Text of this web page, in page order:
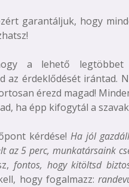
garantáljuk, hogy
a lehető legtöbbet
az érdeklődését irántad.
érezd magad!
ha épp kifogytál a
kérdése! Ha jól
az 5 perc, munkatársaink
fontos, hogy kitöltsd
hogy fogalmazz: